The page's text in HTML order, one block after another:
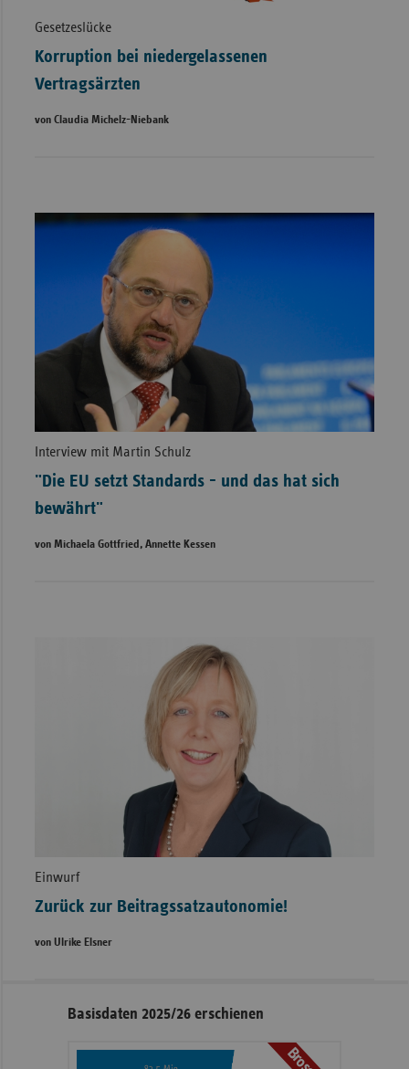
Gesetzeslücke
Korruption bei niedergelassenen
Vertragsärzten
von Claudia Michelz-Niebank
Interview mit Martin Schulz
"Die EU setzt Standards - und das hat sich
bewährt"
von Michaela Gottfried, Annette Kessen
Einwurf
Zurück zur Beitragssatzautonomie!
von Ulrike Elsner
Seitennavigation
SeitenleisteBasisdaten 2025/26 erschienen